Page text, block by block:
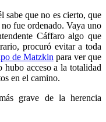
sabe que no es cierto, que
fue ordenado. Vaya uno
Cáffaro algo que
procuró evitar a toda
de Matzkin para ver que
hubo acceso a la totalidad
en el camino.
grave de la herencia